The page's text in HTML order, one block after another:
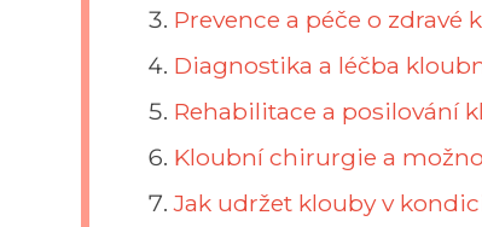
Prevence a péče o zdravé
Diagnostika a léčba
Rehabilitace a posilování
Kloubní chirurgie a
Jak udržet klouby v